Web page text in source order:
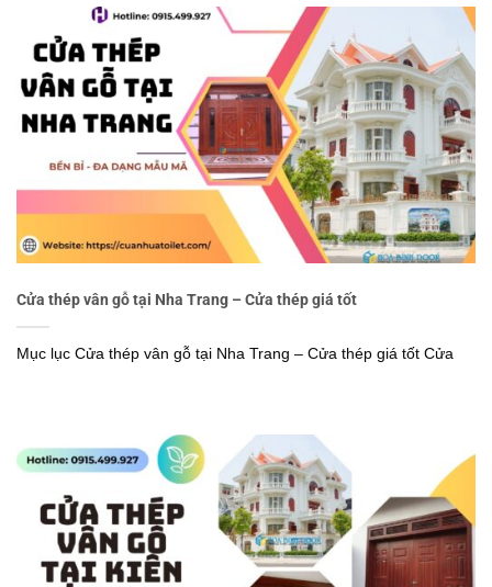
Cửa thép vân gỗ tại Nha Trang – Cửa thép giá tốt
Mục lục Cửa thép vân gỗ tại Nha Trang – Cửa thép giá tốt Cửa